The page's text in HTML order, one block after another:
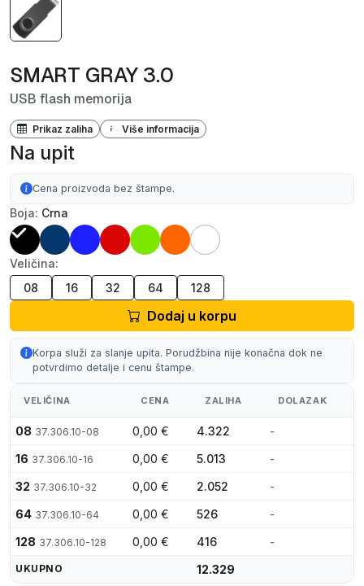
SMART GRAY 3.0
USB flash memorija
Prikaz zaliha Više informacija
Na upit
Cena proizvoda bez štampe.
Boja: Crna
Veličina:
08
16 32 64 128
Dodaj u korpu
Korpa služi za slanje upita. Porudžbina nije konačna dok ne
potvrdimo detalje i cenu štampe.
VELIČINA CENA ZALIHA DOLAZAK
08 37.306.10-08 0,00 € 4.322
-
16 37.306.10-16 0,00 € 5.013
-
32 37.306.10-32 0,00 € 2.052
-
64 37.306.10-64 0,00 € 526
-
128 37.306.10-128 0,00 € 416 -
UKUPNO 12.329